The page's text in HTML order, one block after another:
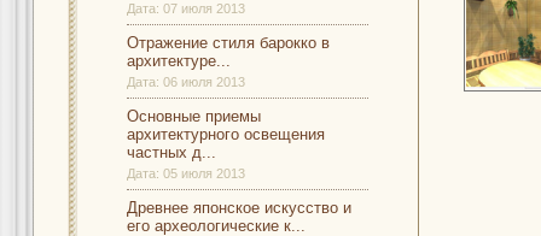
Дата: 07 июля 2013
Отражение стиля барокко в
архитектуре...
Дата: 06 июля 2013
Основные приемы
архитектурного освещения
частных д...
Дата: 05 июля 2013
Древнее японское искусство и
его археологические к...